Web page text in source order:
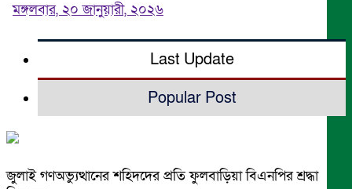
মঙ্গলবার, ২০ জানুয়ারী, ২০২৬
Last Update
Popular Post
জুলাই গণঅভ্যুত্থানের শহিদদের প্রতি ফুলবাড়িয়া বিএনপির শ্রদ্ধা